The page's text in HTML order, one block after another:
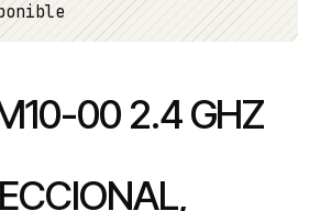
00 2.4 GHZ